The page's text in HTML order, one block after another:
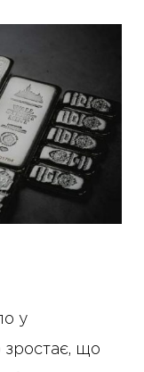
у
що